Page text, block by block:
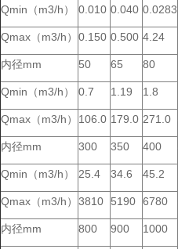
Qmin（m3/h） 0.010 0.040 0.0283
Qmax（m3/h） 0.150 0.500 4.24
内径mm 50 65 80
Qmin（m3/h） 0.7 1.19 1.8
Qmax（m3/h） 106.0 179.0 271.0
内径mm 300 350 400
Qmin（m3/h） 25.4 34.6 45.2
Qmax（m3/h） 3810 5190 6780
内径mm 800 900 1000